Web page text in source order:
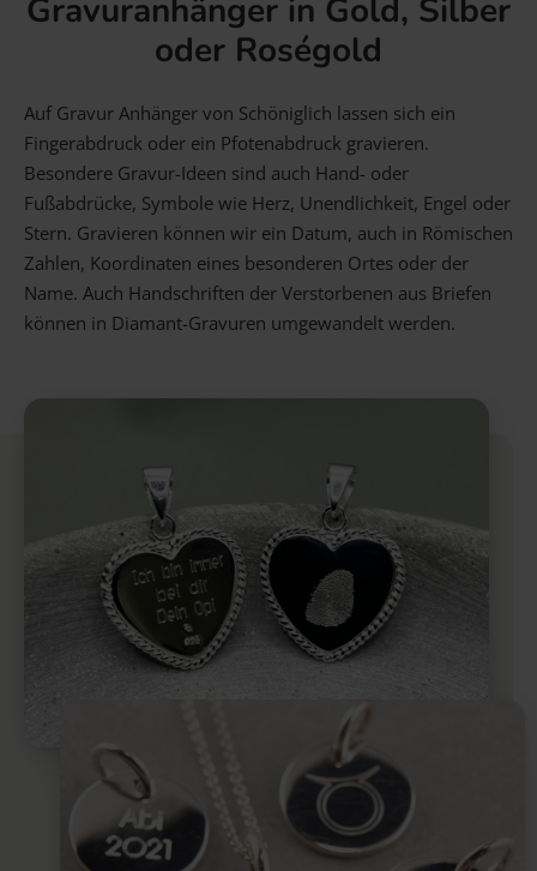
Gravuranhänger in Gold, Silber
oder Roségold
Auf Gravur Anhänger von Schöniglich lassen sich ein
Fingerabdruck oder ein Pfotenabdruck gravieren.
Besondere Gravur-Ideen sind auch Hand- oder
Fußabdrücke, Symbole wie Herz, Unendlichkeit, Engel oder
Stern. Gravieren können wir ein Datum, auch in Römischen
Zahlen, Koordinaten eines besonderen Ortes oder der
Name. Auch Handschriften der Verstorbenen aus Briefen
können in Diamant-Gravuren umgewandelt werden.